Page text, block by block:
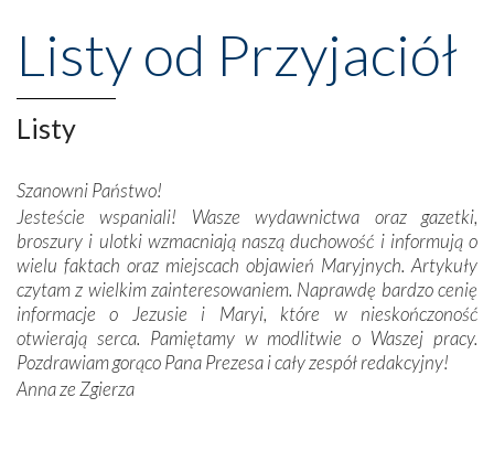
wznoszono na chwałę Bożą, na przykład – w podzięce za
Opatrznościową pomoc w wygranej bitwie o
niepodległość kraju. Zachwyt budziła potężna, a zarazem
misterna architektura tych monumentalnych dzieł,
wspaniałe zdobienia, dbałość ich twórców o detale,
budowniczych.
Podążyliśmy też śladami fatimskich wizjonerów – Łucji
dos Santos oraz świętych Hiacynty i Franciszka Marto.
Modliliśmy się przy ich grobach. Odprawiliśmy Drogę
Krzyżową w ich rodzinnych stronach, odwiedziliśmy
domy, w których żyli.
W miejscu objawień Matki Bożej zapaliliśmy świece
Listy od Przyjaciół
Listy
Szanowni Państwo!
Jesteście wspaniali! Wasze wydawnictwa oraz gazetki,
broszury i ulotki wzmacniają naszą duchowość i informują o
wielu faktach oraz miejscach objawień Maryjnych. Artykuły
czytam z wielkim zainteresowaniem. Naprawdę bardzo cenię
informacje o Jezusie i Maryi, które w nieskończoność
otwierają serca. Pamiętamy w modlitwie o Waszej pracy.
Pozdrawiam gorąco Pana Prezesa i cały zespół redakcyjny!
Anna ze Zgierza